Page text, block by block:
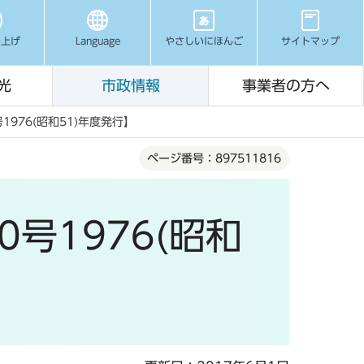
げ Language やさしいにほんご サイトマップ
市政情報 事業者の方へ
昭和51)年度発行】
ページ番号：897511816
1976(昭和